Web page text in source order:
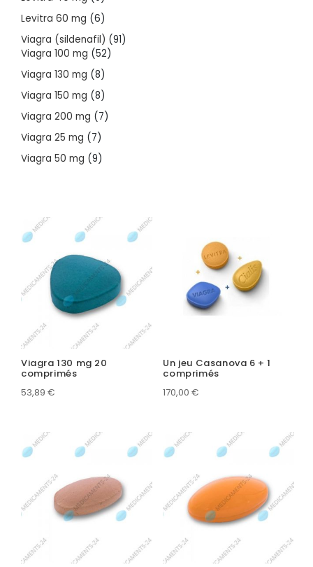
products
Levitra 60 mg 66
products
Viagra (sildenafil) 9191
Viagra 100 mg 5252
Viagra 130 mg 88
products
Viagra 150 mg 88
products
Viagra 200 mg 77
Viagra 25 mg 77
products
Viagra 50 mg 99
Viagra 130 mg 20
comprimés
53,89 €
Un jeu Casanova 6 + 1
comprimés
170,00€